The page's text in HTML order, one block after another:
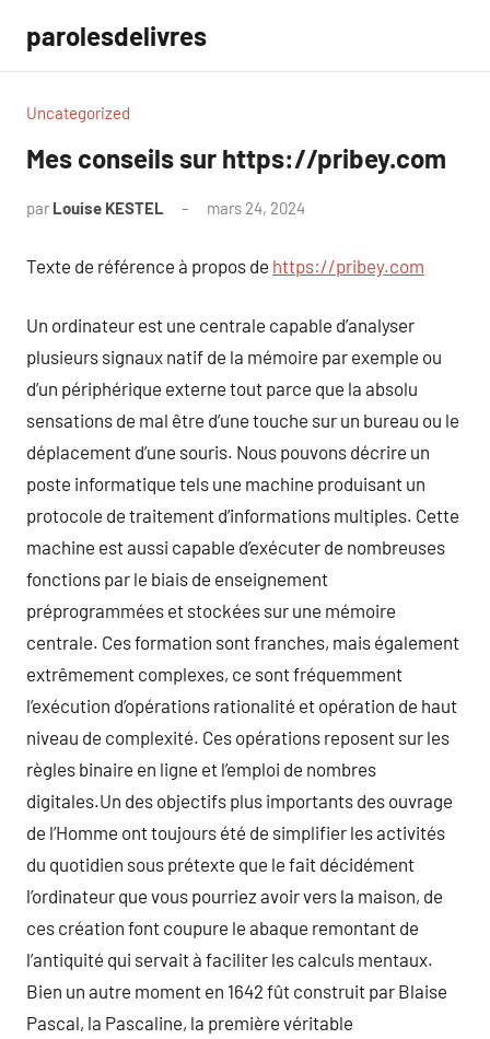
contenu
parolesdelivres
Uncategorized
Mes conseils sur https://pribey.com
par Louise KESTEL mars 24, 2024
Texte de référence à propos de https://pribey.com
Un ordinateur est une centrale capable d’analyser
plusieurs signaux natif de la mémoire par exemple ou
d’un périphérique externe tout parce que la absolu
sensations de mal être d’une touche sur un bureau ou le
déplacement d’une souris. Nous pouvons décrire un
poste informatique tels une machine produisant un
protocole de traitement d’informations multiples. Cette
machine est aussi capable d’exécuter de nombreuses
fonctions par le biais de enseignement
préprogrammées et stockées sur une mémoire
centrale. Ces formation sont franches, mais également
extrêmement complexes, ce sont fréquemment
l’exécution d’opérations rationalité et opération de haut
niveau de complexité. Ces opérations reposent sur les
règles binaire en ligne et l’emploi de nombres
digitales.Un des objectifs plus importants des ouvrage
de l’Homme ont toujours été de simplifier les activités
du quotidien sous prétexte que le fait décidément
l’ordinateur que vous pourriez avoir vers la maison, de
ces création font coupure le abaque remontant de
l’antiquité qui servait à faciliter les calculs mentaux.
Bien un autre moment en 1642 fût construit par Blaise
Pascal, la Pascaline, la première véritable